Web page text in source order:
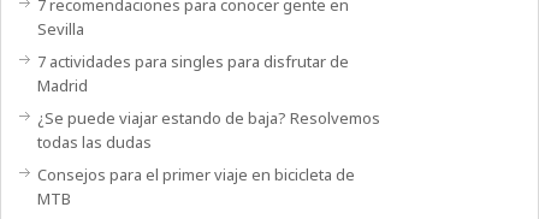
7 recomendaciones para conocer gente en
Sevilla
7 actividades para singles para disfrutar de
Madrid
¿Se puede viajar estando de baja? Resolvemos
todas las dudas
Consejos para el primer viaje en bicicleta de
MTB